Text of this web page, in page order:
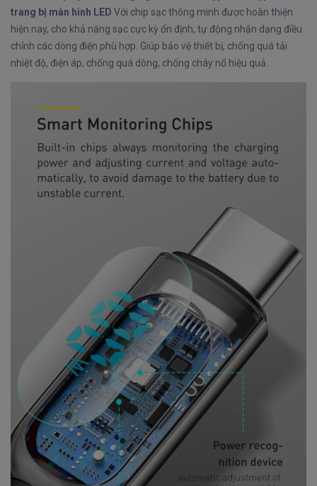
trang bị màn hình LED Với chip sạc thông minh được hoàn thiện
hiện nay, cho khả năng sạc cực kỳ ổn định, tự động nhận dạng điều
chỉnh các dòng điện phù hợp. Giúp bảo vệ thiết bị, chống quá tải
nhiệt độ, điện áp, chống quá dòng, chống cháy nổ hiệu quả.